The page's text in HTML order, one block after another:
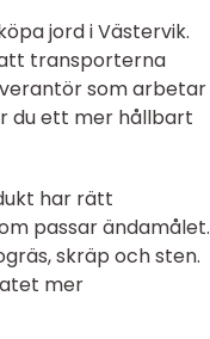
jord i Västervik.
transporterna
som arbetar
du ett mer hållbart
har rätt
passar ändamålet.
skräp och sten.
mer